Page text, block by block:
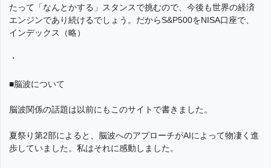
たって「なんとかする」スタンスで挑むので、今後も世界の経済
エンジンであり続けるでしょう。だからS&P500をNISA口座で、
インデックス（略）
・
■脳波について
脳波関係の話題は以前にもこのサイトで書きました。
夏祭り第2部によると、脳波へのアプローチがAIによって物凄く進
歩していました。私はそれに感動しました。